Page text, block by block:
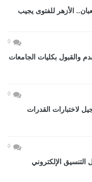
الأزهر للفتوى يجيب
0
طريقة التقدم والقبول بكليات الجامعات
0
رابط التسجيل لاختبارات القدرات
0
الإلكتروني